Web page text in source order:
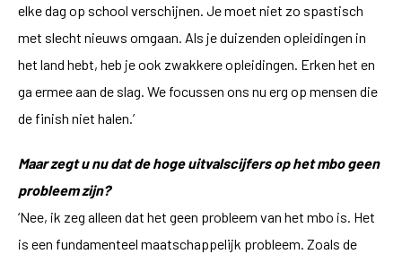
elke dag op school verschijnen. Je moet niet zo spastisch
met slecht nieuws omgaan. Als je duizenden opleidingen in
het land hebt, heb je ook zwakkere opleidingen. Erken het en
ga ermee aan de slag. We focussen ons nu erg op mensen die
de finish niet halen.’
Maar zegt u nu dat de hoge uitvalscijfers op het mbo geen
probleem zijn?
‘Nee, ik zeg alleen dat het geen probleem van het mbo is. Het
is een fundamenteel maatschappelijk probleem. Zoals de